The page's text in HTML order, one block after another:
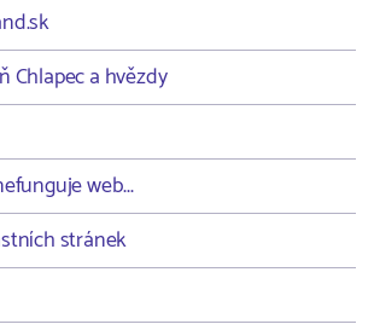
Chlapec a hvězdy
web...
stránek